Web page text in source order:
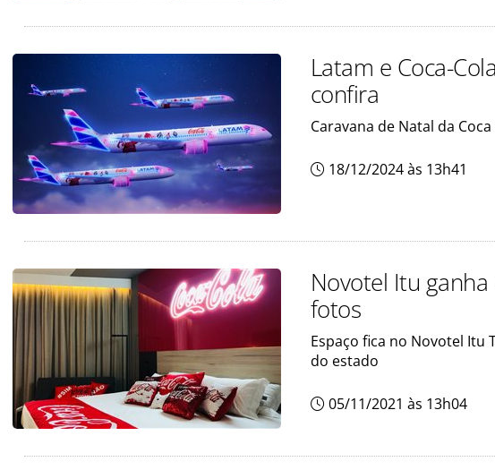
Latam e Coca-
confira
Caravana de Natal da
18/12/2024 às 13h41
Novotel Itu
fotos
Espaço fica no Novotel Itu
do estado
05/11/2021 às 13h04